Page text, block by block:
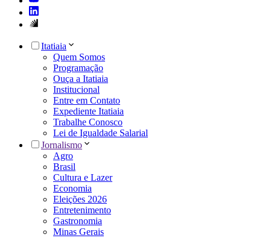
Itatiaia
Quem Somos
Programação
Ouça a Itatiaia
Institucional
Entre em Contato
Expediente Itatiaia
Trabalhe Conosco
Lei de Igualdade Salarial
Jornalismo
Agro
Brasil
Cultura e Lazer
Economia
Eleições 2026
Entretenimento
Gastronomia
Minas Gerais